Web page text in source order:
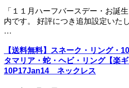
「１１月ハーフバースデー・お誕
内です。 好評につき追加設定いた
…
【送料無料】スネーク・リング・
タマリア・蛇・ヘビ・リング【楽
10P17Jan14 ネックレス